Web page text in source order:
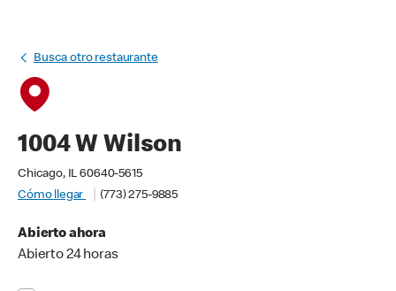
Busca otro restaurante
1004 W Wilson
Chicago, IL 60640-5615
Cómo llegar
(773) 275-9885
Abierto ahora
Abierto 24 horas